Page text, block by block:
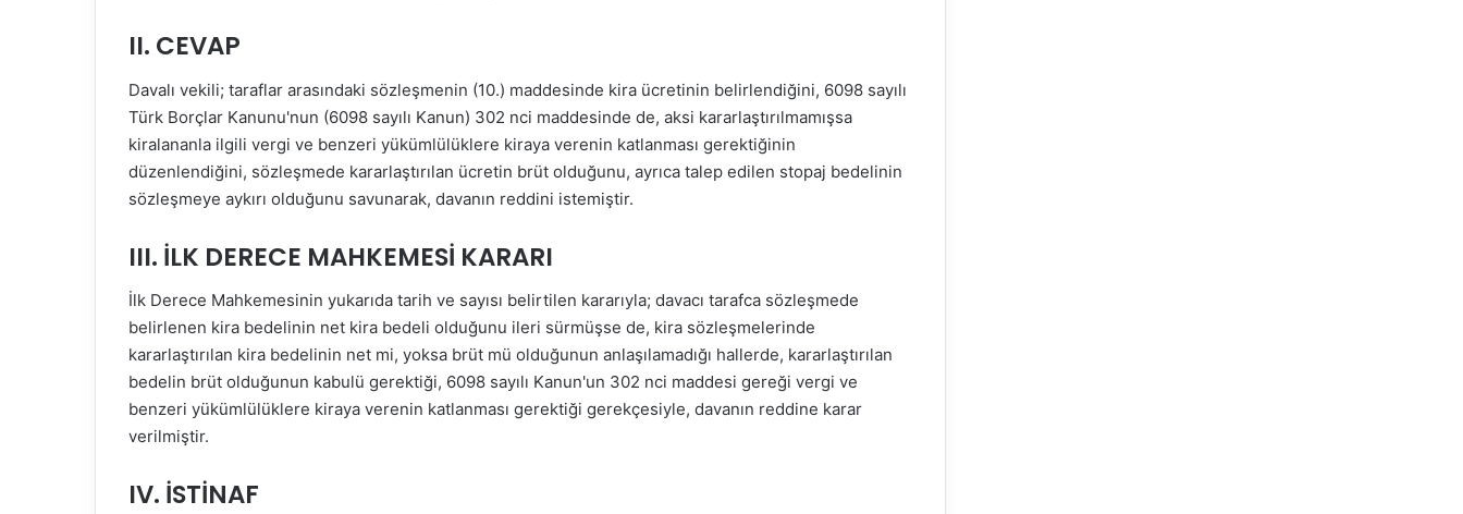
II. CEVAP
Davalı vekili; taraflar arasındaki sözleşmenin (10.) maddesinde kira ücretinin belirlendiğini, 6098 sayılı
Türk Borçlar Kanunu'nun (6098 sayılı Kanun) 302 nci maddesinde de, aksi kararlaştırılmamışsa
kiralananla ilgili vergi ve benzeri yükümlülüklere kiraya verenin katlanması gerektiğinin
düzenlendiğini, sözleşmede kararlaştırılan ücretin brüt olduğunu, ayrıca talep edilen stopaj bedelinin
sözleşmeye aykırı olduğunu savunarak, davanın reddini istemiştir.
III. İLK DERECE MAHKEMESİ KARARI
İlk Derece Mahkemesinin yukarıda tarih ve sayısı belirtilen kararıyla; davacı tarafca sözleşmede
belirlenen kira bedelinin net kira bedeli olduğunu ileri sürmüşse de, kira sözleşmelerinde
kararlaştırılan kira bedelinin net mi, yoksa brüt mü olduğunun anlaşılamadığı hallerde, kararlaştırılan
bedelin brüt olduğunun kabulü gerektiği, 6098 sayılı Kanun'un 302 nci maddesi gereği vergi ve
benzeri yükümlülüklere kiraya verenin katlanması gerektiği gerekçesiyle, davanın reddine karar
verilmiştir.
IV. İSTİNAF